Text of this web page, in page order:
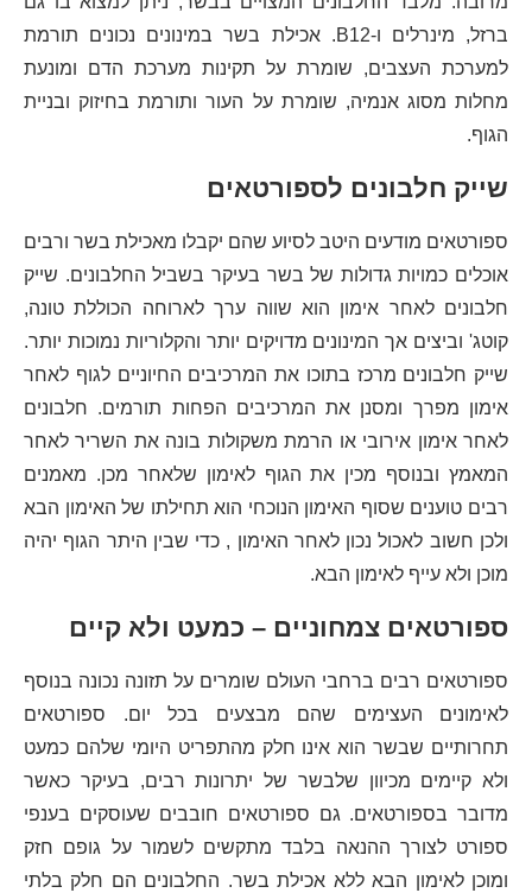
ברזל, מינרלים ו-B12. אכילת בשר במינונים נכונים תורמת
למערכת העצבים, שומרת על תקינות מערכת הדם ומונעת
מחלות מסוג אנמיה, שומרת על העור ותורמת בחיזוק ובניית
הגוף.
שייק חלבונים לספורטאים
ספורטאים מודעים היטב לסיוע שהם יקבלו מאכילת בשר ורבים
אוכלים כמויות גדולות של בשר בעיקר בשביל החלבונים. שייק
חלבונים לאחר אימון הוא שווה ערך לארוחה הכוללת טונה,
קוטג' וביצים אך המינונים מדויקים יותר והקלוריות נמוכות יותר.
שייק חלבונים מרכז בתוכו את המרכיבים החיוניים לגוף לאחר
אימון מפרך ומסנן את המרכיבים הפחות תורמים. חלבונים
לאחר אימון אירובי או הרמת משקולות בונה את השריר לאחר
המאמץ ובנוסף מכין את הגוף לאימון שלאחר מכן. מאמנים
רבים טוענים שסוף האימון הנוכחי הוא תחילתו של האימון הבא
ולכן חשוב לאכול נכון לאחר האימון , כדי שבין היתר הגוף יהיה
מוכן ולא עייף לאימון הבא.
ספורטאים צמחוניים – כמעט ולא קיים
ספורטאים רבים ברחבי העולם שומרים על תזונה נכונה בנוסף
לאימונים העצימים שהם מבצעים בכל יום. ספורטאים
תחרותיים שבשר הוא אינו חלק מהתפריט היומי שלהם כמעט
ולא קיימים מכיוון שלבשר של יתרונות רבים, בעיקר כאשר
מדובר בספורטאים. גם ספורטאים חובבים שעוסקים בענפי
ספורט לצורך ההנאה בלבד מתקשים לשמור על גופם חזק
ומוכן לאימון הבא ללא אכילת בשר. החלבונים הם חלק בלתי